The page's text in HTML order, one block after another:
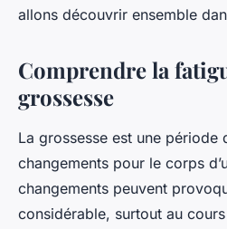
allons découvrir ensemble
Comprendre la
grossesse
La grossesse est une période
changements pour le corps
changements peuvent
considérable, surtout au